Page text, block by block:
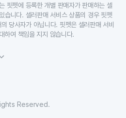
핏펫에 등록한 개별 판매자가 판매하는 셀
습니다. 셀러판매 서비스 상품의 경우 핏펫
당사자가 아닙니다. 핏펫은 셀러판매 서비
하여 책임을 지지 않습니다.
Reserved.